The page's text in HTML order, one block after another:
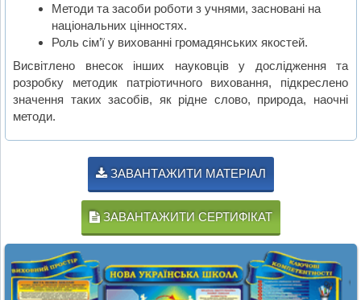
Методи та засоби роботи з учнями, засновані на
національних цінностях.
Роль сім’ї у вихованні громадянських якостей.
Висвітлено внесок інших науковців у дослідження та
розробку методик патріотичного виховання, підкреслено
значення таких засобів, як рідне слово, природа, наочні
методи.
ЗАВАНТАЖИТИ МАТЕРІАЛ
ЗАВАНТАЖИТИ СЕРТИФІКАТ